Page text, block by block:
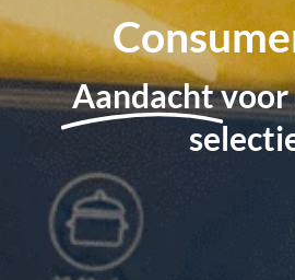
Aandachtvoor